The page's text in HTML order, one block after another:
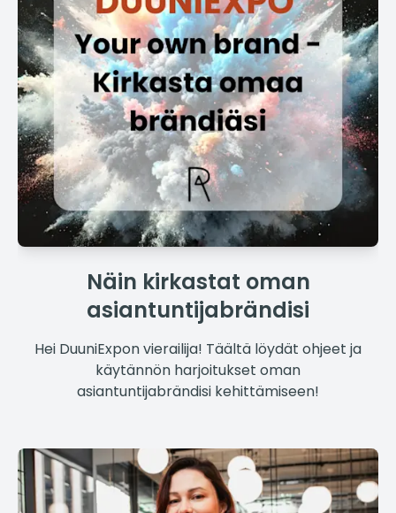
Näin kirkastat oman
asiantuntijabrändisi
Hei DuuniExpon vierailija! Täältä löydät ohjeet ja
käytännön harjoitukset oman
asiantuntijabrändisi kehittämiseen!